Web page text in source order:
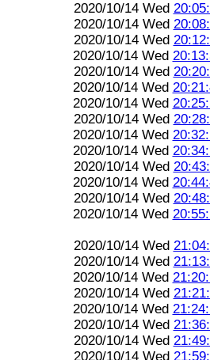
2020/10/14 Wed
2020/10/14 Wed
2020/10/14 Wed
2020/10/14 Wed
2020/10/14 Wed
2020/10/14 Wed
2020/10/14 Wed
2020/10/14 Wed
2020/10/14 Wed
2020/10/14 Wed
2020/10/14 Wed
2020/10/14 Wed
2020/10/14 Wed
2020/10/14 Wed
2020/10/14 Wed
2020/10/14 Wed
2020/10/14 Wed
2020/10/14 Wed
2020/10/14 Wed
2020/10/14 Wed
2020/10/14 Wed
2020/10/14 Wed